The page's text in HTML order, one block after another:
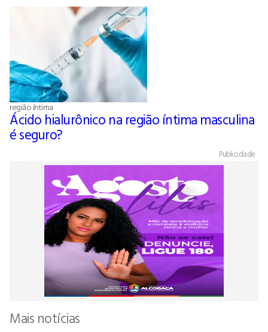
região íntima
Ácido hialurônico na região íntima masculina
é seguro?
Publicidade
Mais notícias